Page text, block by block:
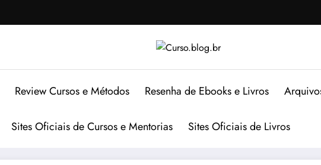
Review Cursos e Métodos Resenha de Ebooks e Livros
Sites Oficiais de Cursos e Mentorias Sites Oficiais de Livros